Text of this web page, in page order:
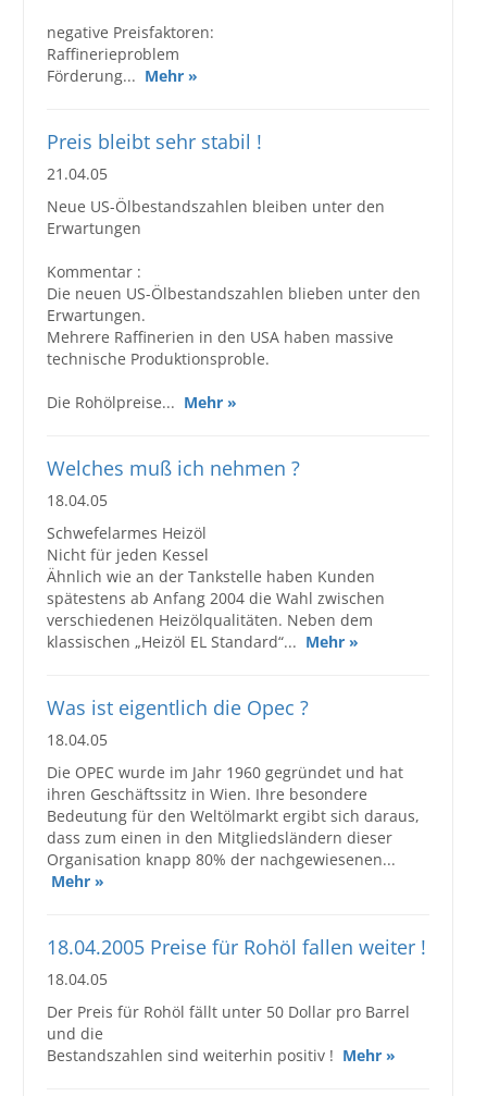
negative Preisfaktoren:
Raffinerieproblem
Förderung... Mehr »
Preis bleibt sehr stabil !
21.04.05
Neue US-Ölbestandszahlen bleiben unter den
Erwartungen
Kommentar :
Die neuen US-Ölbestandszahlen blieben unter den
Erwartungen.
Mehrere Raffinerien in den USA haben massive
technische Produktionsproble.
Die Rohölpreise... Mehr »
Welches muß ich nehmen ?
18.04.05
Schwefelarmes Heizöl
Nicht für jeden Kessel
Ähnlich wie an der Tankstelle haben Kunden
spätestens ab Anfang 2004 die Wahl zwischen
verschiedenen Heizölqualitäten. Neben dem
klassischen „Heizöl EL Standard“... Mehr »
Was ist eigentlich die Opec ?
18.04.05
Die OPEC wurde im Jahr 1960 gegründet und hat
ihren Geschäftssitz in Wien. Ihre besondere
Bedeutung für den Weltölmarkt ergibt sich daraus,
dass zum einen in den Mitgliedsländern dieser
Organisation knapp 80% der nachgewiesenen...
Mehr »
18.04.2005 Preise für Rohöl fallen weiter !
18.04.05
Der Preis für Rohöl fällt unter 50 Dollar pro Barrel
und die
Bestandszahlen sind weiterhin positiv ! Mehr »